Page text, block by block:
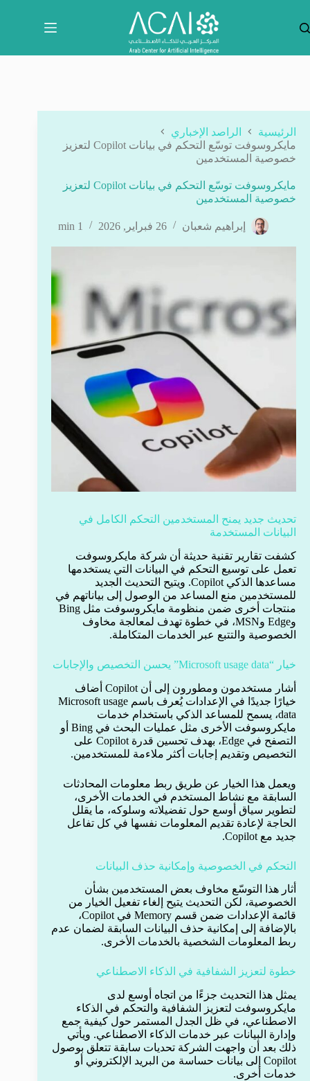
المحتوى
الرئيسية
الراصد الإخباري
مايكروسوفت توسّع التحكم في بيانات Copilot لتعزيز
خصوصية المستخدمين
مايكروسوفت توسّع التحكم في بيانات Copilot لتعزيز
خصوصية المستخدمين
إبراهيم شعبان 26 فبراير, 2026 1 min
تحديث جديد يمنح المستخدمين التحكم الكامل في
البيانات المستخدمة
كشفت تقارير تقنية حديثة أن شركة مايكروسوفت
تعمل على توسيع التحكم في البيانات التي يستخدمها
مساعدها الذكي Copilot. ويتيح التحديث الجديد
للمستخدمين منع المساعد من الوصول إلى بياناتهم في
منتجات أخرى ضمن منظومة مايكروسوفت مثل Bing
وEdge وMSN، في خطوة تهدف لمعالجة مخاوف
الخصوصية والتتبع عبر الخدمات المتكاملة.
خيار “Microsoft usage data” يحسن التخصيص والإجابات
أشار مستخدمون ومطورون إلى أن Copilot أضاف
خيارًا جديدًا في الإعدادات يُعرف باسم Microsoft usage
data، يسمح للمساعد الذكي باستخدام خدمات
مايكروسوفت الأخرى مثل عمليات البحث في Bing أو
التصفح في Edge، بهدف تحسين قدرة Copilot على
التخصيص وتقديم إجابات أكثر ملاءمة للمستخدمين.
ويعمل هذا الخيار عن طريق ربط معلومات المحادثات
السابقة مع نشاط المستخدم في الخدمات الأخرى،
لتطوير سياق أوسع حول تفضيلاته وسلوكه، ما يقلل
الحاجة لإعادة تقديم المعلومات نفسها في كل تفاعل
جديد مع Copilot.
التحكم في الخصوصية وإمكانية حذف البيانات
أثار هذا التوسّع مخاوف بعض المستخدمين بشأن
الخصوصية، لكن التحديث يتيح إلغاء تفعيل الخيار من
قائمة الإعدادات ضمن قسم Memory في Copilot،
بالإضافة إلى إمكانية حذف البيانات السابقة لضمان عدم
ربط المعلومات الشخصية بالخدمات الأخرى.
خطوة لتعزيز الشفافية في الذكاء الاصطناعي
يمثل هذا التحديث جزءًا من اتجاه أوسع لدى
مايكروسوفت لتعزيز الشفافية والتحكم في الذكاء
الاصطناعي، في ظل الجدل المستمر حول كيفية جمع
وإدارة البيانات عبر خدمات الذكاء الاصطناعي. ويأتي
ذلك بعد أن واجهت الشركة تحديات سابقة تتعلق بوصول
Copilot إلى بيانات حساسة من البريد الإلكتروني أو
خدمات أخرى.